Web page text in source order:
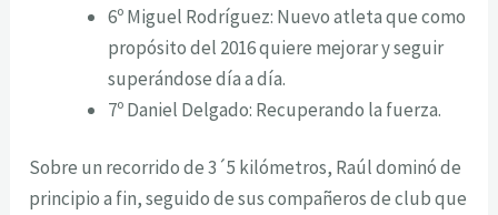
6º Miguel Rodríguez: Nuevo atleta que como
propósito del 2016 quiere mejorar y seguir
superándose día a día.
7º Daniel Delgado: Recuperando la fuerza.
Sobre un recorrido de 3´5 kilómetros, Raúl dominó de
principio a fin, seguido de sus compañeros de club que